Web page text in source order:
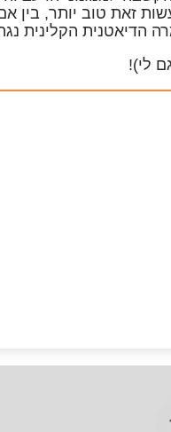
זאת טוב יותר, בין
הדיאטנית הקלינית
לי)!